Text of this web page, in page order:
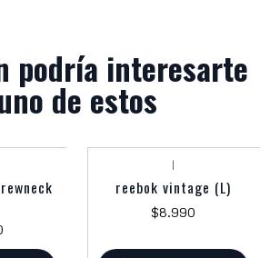
podría interesarte
de estos
|
reebok vintage (L)
$8.990